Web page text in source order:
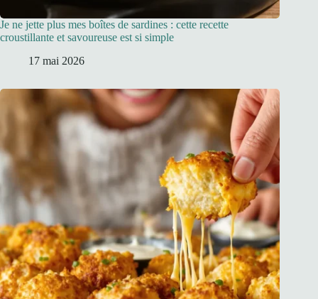
Je ne jette plus mes boîtes de sardines : cette recette
croustillante et savoureuse est si simple
17 mai 2026